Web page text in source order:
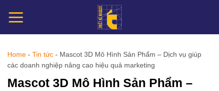
đến
Home - Tin tức - Mascot 3D Mô Hình Sản Phẩm – Dịch vụ giúp
các doanh nghiệp nâng cao hiệu quả marketing
Mascot 3D Mô Hình Sản Phẩm –